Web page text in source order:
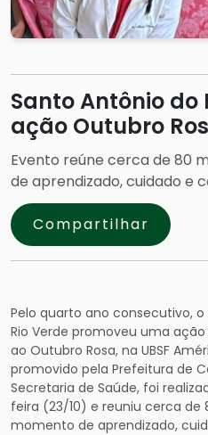
Santo Antônio do
ação Outubro
Evento reúne cerca de 80
de aprendizado, cuidado e
Compartilhar
Pelo quarto ano consecutivo,
Rio Verde promoveu uma
ao Outubro Rosa, na UBSF
promovido pela Prefeitura de
Secretaria de Saúde, foi
feira (23/10) e reuniu cerca de
momento de aprendizado,